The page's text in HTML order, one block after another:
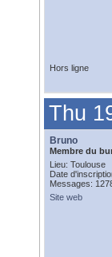
Hors ligne
Thu
Bruno
Membre du
Lieu: Toulouse
Date
Messages:
Site web